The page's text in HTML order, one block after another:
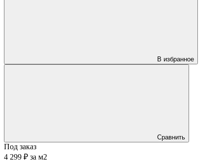
В избранное
Сравнить
Под заказ
4 299 ₽ за м2